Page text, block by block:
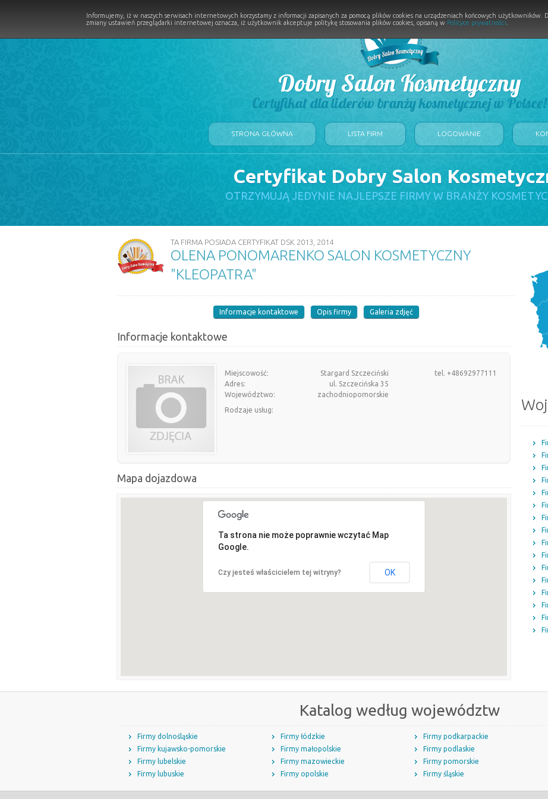
Dobry Salon Kosmetyczny
Certyfikat dla liderów branży kosmetycznej w Polsce!
STRONA GŁÓWNA LISTA FIRM LOGOWANIE
Certyfikat Dobry Salon
OTRZYMUJĄ JEDYNIE NAJLEPSZE FIRMY W BRANŻY
TA FIRMA POSIADA CERTYFIKAT DSK 2013, 2014
OLENA PONOMARENKO SALON KOSMETYCZNY
"KLEOPATRA"
Informacje kontaktowe Opis firmy Galeria zdjęć
Informacje kontaktowe
Miejscowość:
Stargard Szczeciński
Adres:
ul. Szczecińska 35
Województwo:
zachodniopomorskie
tel. +48692977111
Rodzaje usług:
Mapa dojazdowa
Ta strona nie może poprawnie wczytać Map
Google.
Czy jesteś właścicielem tej witryny? OK
Katalog według województw
Firmy dolnośląskie
Firmy kujawsko-pomorskie
Firmy lubelskie
Firmy lubuskie
Firmy łódzkie
Firmy małopolskie
Firmy mazowieckie
Firmy opolskie
Firmy podkarpackie
Firmy podlaskie
Firmy pomorskie
Firmy śląskie
Informujemy, iż w naszych serwisach internetowych korzystamy z informacji zapisanych za pomocą plików cookies na urządzeniach końcowych użytkowników.
zmiany ustawień przeglądarki internetowej oznacza, iż użytkownik akceptuje politykę stosowania plików cookies, opisaną w Polityce prywatności